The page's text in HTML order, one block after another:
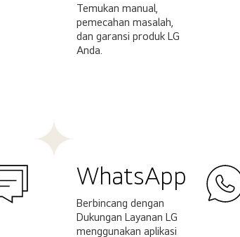
Temukan manual,
pemecahan masalah,
dan garansi produk LG
Anda.
WhatsApp
Berbincang dengan
Dukungan Layanan LG
menggunakan aplikasi